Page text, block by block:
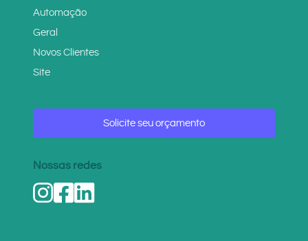
Automação
Geral
Novos Clientes
Site
Solicite seu orçamento
Nossas redes